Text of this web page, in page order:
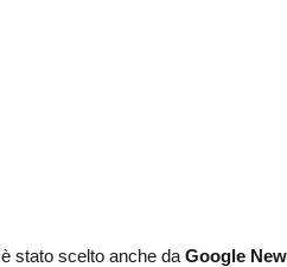
è stato scelto anche da Google